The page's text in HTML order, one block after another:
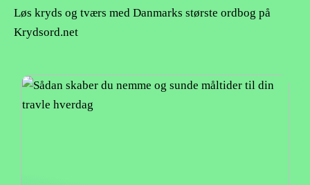
Løs kryds og tværs med Danmarks største ordbog på
Krydsord.net